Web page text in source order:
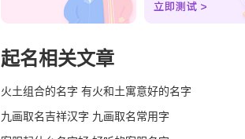
起名相关文章
火土组合的名字 有火和土寓意好的名字
九画取名吉祥汉字 九画取名常用字